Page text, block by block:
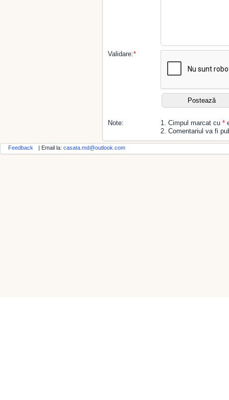
Validare:*
Note: 1. Cimpul marcat cu *
2. Comentariul va fi
Feedback | Email la: casata.md@outlook.com